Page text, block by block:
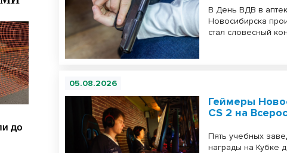
В День ВДВ в
Новосибирска
стал словесный
05.08.2026
Геймеры
CS 2 на
Пять учебных
награды на Кубке